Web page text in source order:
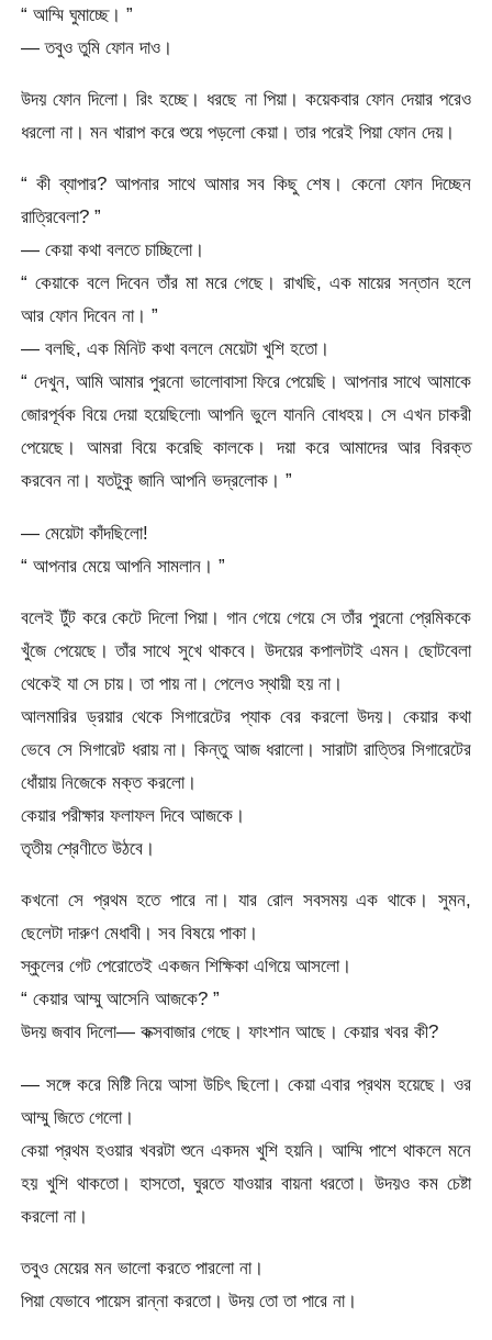
“ আম্মি ঘুমাচ্ছে। ”
— তবুও তুমি ফোন দাও।
উদয় ফোন দিলো। রিং হচ্ছে। ধরছে না পিয়া। কয়েকবার ফোন দেয়ার পরেও
ধরলো না। মন খারাপ করে শুয়ে পড়লো কেয়া। তার পরেই পিয়া ফোন দেয়।
“ কী ব্যাপার? আপনার সাথে আমার সব কিছু শেষ। কেনো ফোন দিচ্ছেন
রাত্রিবেলা? ”
— কেয়া কথা বলতে চাচ্ছিলো।
“ কেয়াকে বলে দিবেন তাঁর মা মরে গেছে। রাখছি, এক মায়ের সন্তান হলে
আর ফোন দিবেন না। ”
— বলছি, এক মিনিট কথা বললে মেয়েটা খুশি হতো।
“ দেখুন, আমি আমার পুরনো ভালোবাসা ফিরে পেয়েছি। আপনার সাথে আমাকে
জোরপূর্বক বিয়ে দেয়া হয়েছিলো৷ আপনি ভুলে যাননি বোধহয়। সে এখন চাকরী
পেয়েছে। আমরা বিয়ে করেছি কালকে। দয়া করে আমাদের আর বিরক্ত
করবেন না। যতটুকু জানি আপনি ভদ্রলোক। ”
— মেয়েটা কাঁদছিলো!
“ আপনার মেয়ে আপনি সামলান। ”
বলেই টুঁট করে কেটে দিলো পিয়া। গান গেয়ে গেয়ে সে তাঁর পুরনো প্রেমিককে
খুঁজে পেয়েছে। তাঁর সাথে সুখে থাকবে। উদয়ের কপালটাই এমন। ছোটবেলা
থেকেই যা সে চায়। তা পায় না। পেলেও স্থায়ী হয় না।
আলমারির ড্রয়ার থেকে সিগারেটের প্যাক বের করলো উদয়। কেয়ার কথা
ভেবে সে সিগারেট ধরায় না। কিন্তু আজ ধরালো। সারাটা রাত্তির সিগারেটের
ধোঁয়ায় নিজেকে মক্ত করলো।
কেয়ার পরীক্ষার ফলাফল দিবে আজকে।
তৃতীয় শ্রেণীতে উঠবে।
কখনো সে প্রথম হতে পারে না। যার রোল সবসময় এক থাকে। সুমন,
ছেলেটা দারুণ মেধাবী। সব বিষয়ে পাকা।
স্কুলের গেট পেরোতেই একজন শিক্ষিকা এগিয়ে আসলো।
“ কেয়ার আম্মু আসেনি আজকে? ”
উদয় জবাব দিলো— কক্সবাজার গেছে। ফাংশান আছে। কেয়ার খবর কী?
— সঙ্গে করে মিষ্টি নিয়ে আসা উচিৎ ছিলো। কেয়া এবার প্রথম হয়েছে। ওর
আম্মু জিতে গেলো।
কেয়া প্রথম হওয়ার খবরটা শুনে একদম খুশি হয়নি। আম্মি পাশে থাকলে মনে
হয় খুশি থাকতো। হাসতো, ঘুরতে যাওয়ার বায়না ধরতো। উদয়ও কম চেষ্টা
করলো না।
তবুও মেয়ের মন ভালো করতে পারলো না।
পিয়া যেভাবে পায়েস রান্না করতো। উদয় তো তা পারে না।